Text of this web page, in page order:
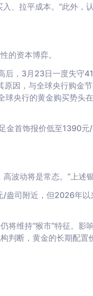
、拉平成本。”此外，
的资本博弈。
后，3月23日一度失守
因，与全球央行购金
央行的黄金购买势头
金首饰报价低至1390
波动将是常态。”上述
司附近，但2026年以
将维持“猴市”特征。影
判断，黄金的长期配置